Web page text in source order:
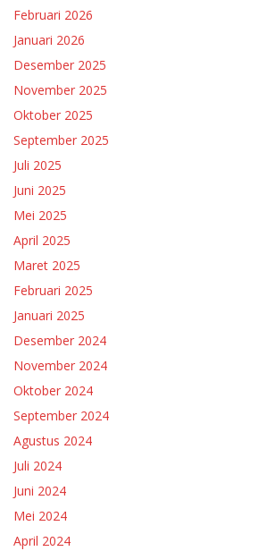
Februari 2026
Januari 2026
Desember 2025
November 2025
Oktober 2025
September 2025
Juli 2025
Juni 2025
Mei 2025
April 2025
Maret 2025
Februari 2025
Januari 2025
Desember 2024
November 2024
Oktober 2024
September 2024
Agustus 2024
Juli 2024
Juni 2024
Mei 2024
April 2024